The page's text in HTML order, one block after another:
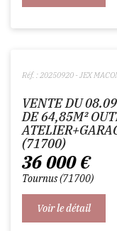
VENTE DU
DE 64,85M²
(71700)
36 000 €
Tournus 71700
Réf. : 20250920 - JEX
Voir le détail